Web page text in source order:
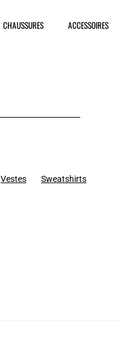
CHAUSSURES ACCESSOIRES
Vestes Sweatshirts